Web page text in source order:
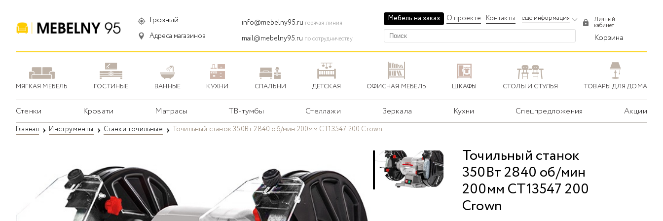
Грозный
Адреса магазинов
info@mebelny95.ru горячая линия
mail@mebelny95.ru по сотрудничеству
Мебель на заказ О проекте Контакты еще информация Личный
кабинет
Корзина
МЯГКАЯ МЕБЕЛЬ ГОСТИНЫЕ ВАННЫЕ КУХНИ СПАЛЬНИ ДЕТСКАЯ ОФИСНАЯ МЕБЕЛЬ ШКАФЫ СТОЛЫ И СТУЛЬЯ ТОВАРЫ ДЛЯ ДОМА
Стенки Кровати Матрасы ТВ-тумбы Стеллажи Зеркала Кухни Спецпредложения Акции
Главная Инструменты Станки точильные Точильный станок 350Вт 2840 об/мин 200мм CT13547 200 Crown
Точильный станок
350Вт 2840 об/мин
200мм CT13547 200
Crown